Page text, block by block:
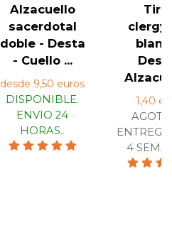
Alzacuello
sacerdotal
doble - Desta
- Cuello ...
desde 9,50 euros
DISPONIBLE.
ENVIO 24
HORAS..
1,40
4